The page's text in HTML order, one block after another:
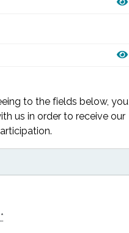
to the fields below, you
us in order to receive our
*